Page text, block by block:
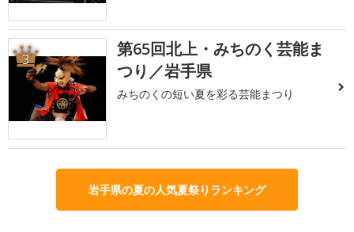
3
第65回北上・みちのく芸能ま
つり／岩手県
みちのくの短い夏を彩る芸能まつり
岩手県の夏の人気夏祭りランキング